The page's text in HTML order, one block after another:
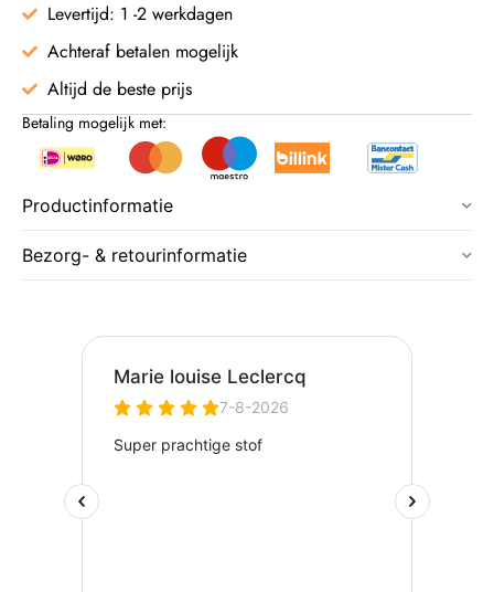
Levertijd: 1 -2 werkdagen
Achteraf betalen mogelijk
Altijd de beste prijs
Betaling mogelijk met:
Productinformatie
Bezorg- & retourinformatie